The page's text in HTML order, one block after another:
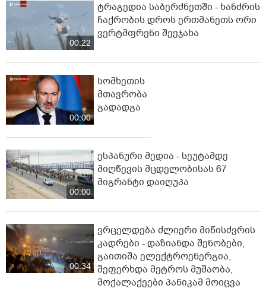
00:22
ტრაგედია საბერძნეთში - ხანძრის
ჩაქრობის დროს ერთმანეთს ორი
ვერტმფრენი შეეჯახა
00:00
სომხეთის
მთავრობა
გადადგა
00:00
ესპანური მედია - სეუტამდე
მიღწევის მცდელობისას 67
მიგრანტი დაიღუპა
00:34
ვრცელდება ძლიერი მიწისძვრის
კადრები - დაზიანდა შენობები,
გაითიშა ელექტროენერგია,
შეფერხდა მეტროს მუშაობა,
მოქალაქეები პანიკამ მოიცვა